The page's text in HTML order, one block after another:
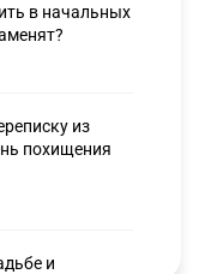
в начальных
из
похищения
и